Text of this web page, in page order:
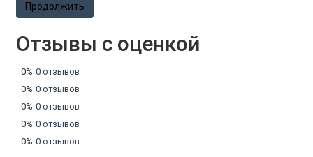
Продолжить
Отзывы с оценкой
0% 0 отзывов
0% 0 отзывов
0% 0 отзывов
0% 0 отзывов
0% 0 отзывов